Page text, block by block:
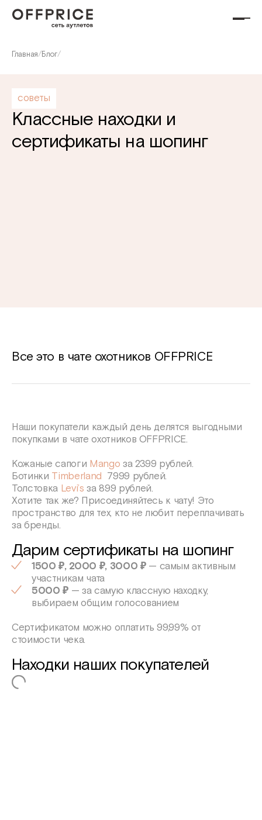
Главная/Блог/
советы
Классные находки и
сертификаты на шопинг
Все это в чате охотников OFFPRICE
Наши покупатели каждый день делятся выгодными
покупками в чате охотников OFFPRICE.
Кожаные сапоги Mango за 2399 рублей.
Ботинки Timberland 7999 рублей.
Толстовка Levi’s за 899 рублей.
Хотите так же? Присоединяйтесь к чату! Это
пространство для тех, кто не любит переплачивать
за бренды.
Дарим сертификаты на шопинг
1500 ₽, 2000 ₽, 3000 ₽— самым активным
участникам чата
5000 ₽— за самую классную находку,
выбираем общим голосованием
Сертификатом можно оплатить 99,99% от
стоимости чека.
Находки наших покупателей